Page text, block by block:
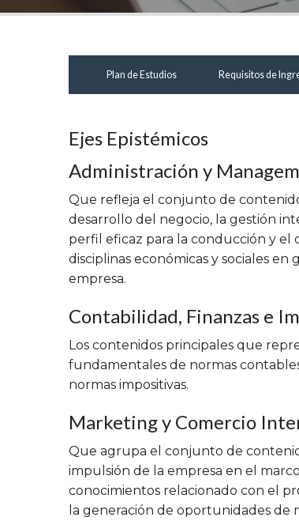
Plan de Estudios Requisitos de
Ejes Epistémicos
Administración y
Que refleja el conjunto de
desarrollo del negocio, la gestión
perfil eficaz para la conducción y el
disciplinas económicas y sociales
empresa.
Contabilidad, Finanzas e
Los contenidos principales que
fundamentales de normas
normas impositivas.
Marketing y Comercio
Que agrupa el conjunto de
impulsión de la empresa en el
conocimientos relacionado con el
la generación de oportunidades de